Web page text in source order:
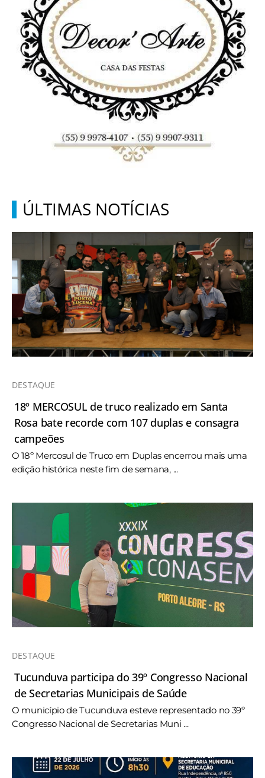
ÚLTIMAS NOTÍCIAS
DESTAQUE
18º MERCOSUL de truco realizado em Santa
Rosa bate recorde com 107 duplas e consagra
campeões
O 18º Mercosul de Truco em Duplas encerrou mais uma
edição histórica neste fim de semana, ...
DESTAQUE
Tucunduva participa do 39º Congresso Nacional
de Secretarias Municipais de Saúde
O município de Tucunduva esteve representado no 39º
Congresso Nacional de Secretarias Muni ...